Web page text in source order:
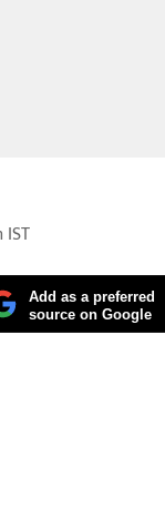
IST
Add as a preferred
source on Google